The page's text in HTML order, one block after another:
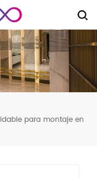
para montaje en